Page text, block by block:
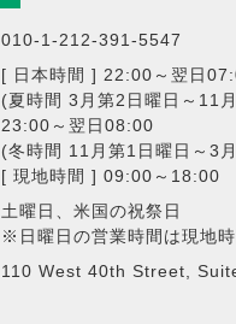
010-1-212-391-5547
[ 日本時間 ] 22:00～翌日
(夏時間 3月第2日曜日～11
23:00～翌日08:00
(冬時間 11月第1日曜日～3
[ 現地時間 ] 09:00～18:00
土曜日、米国の祝祭日
※日曜日の営業時間は現地
110 West 40th Street,